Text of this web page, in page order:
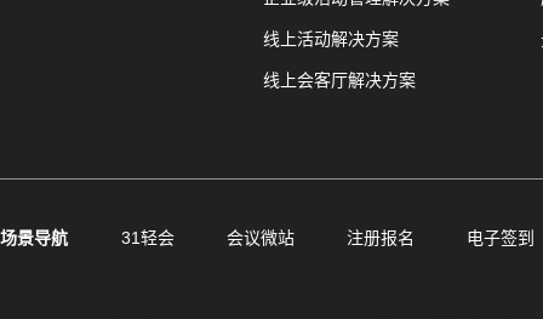
线上活动解决方案
线上会客厅解决方案
场景导航 31轻会 会议微站 注册报名 电子签到